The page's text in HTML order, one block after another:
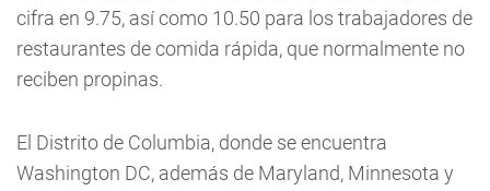
cifra en 9.75, así como 10.50 para los trabajadores de
restaurantes de comida rápida, que normalmente no
reciben propinas.
El Distrito de Columbia, donde se encuentra
Washington DC, además de Maryland, Minnesota y